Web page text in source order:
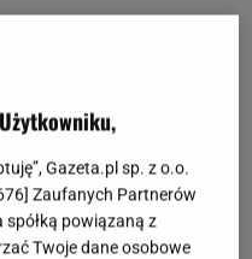
Gazeta.pl sp. z o.o.
] Zaufanych Partnerów
spółką powiązaną z
Twoje dane osobowe